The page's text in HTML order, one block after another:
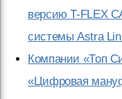
версию T-FLEX
системы Astra
Компании «Топ
«Цифровая